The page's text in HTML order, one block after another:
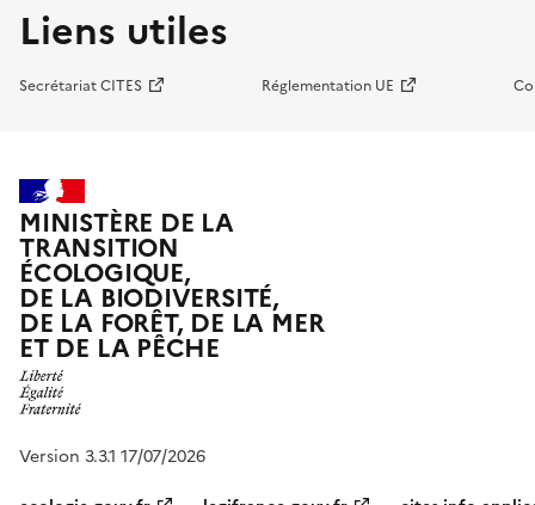
Liens utiles
Secrétariat CITES Réglementation UE
MINISTÈRE DE LA
TRANSITION
ÉCOLOGIQUE,
DE LA BIODIVERSITÉ,
DE LA FORÊT, DE LA MER
ET DE LA PÊCHE
Version 3.3.1 17/07/2026